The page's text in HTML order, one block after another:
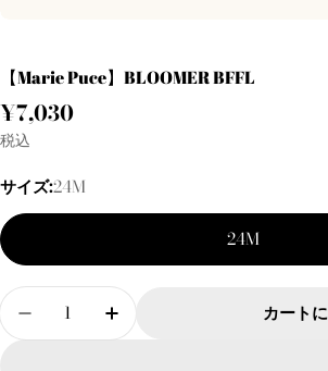
【Marie Puce】BLOOMER BFFL
通
常
格
¥7,030
税込
サイズ:24M
24M
数
量
【Marie Puce】BLOOMER BFFL
【Marie Puce】 カート